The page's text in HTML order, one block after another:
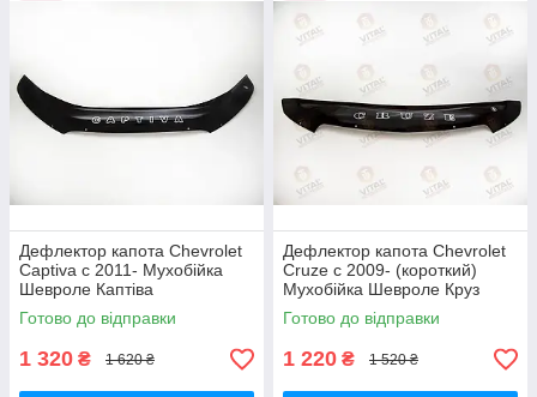
Дефлектор капота Chevrolet
Captiva с 2011- Мухобійка
Шевроле Каптіва
Готово до відправки
1 320 ₴ 1 620 ₴
Дефлектор капота Chevrolet
Cruze с 2009- (короткий)
Мухобійка Шевроле Круз
Готово до відправки
1 220 ₴ 1 520 ₴